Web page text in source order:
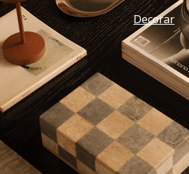
Decorar